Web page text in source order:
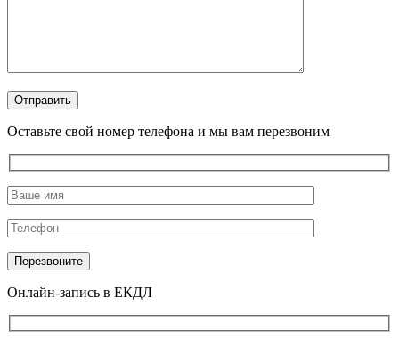
Оставьте свой номер телефона и мы вам перезвоним
Онлайн-запись в ЕКДЛ